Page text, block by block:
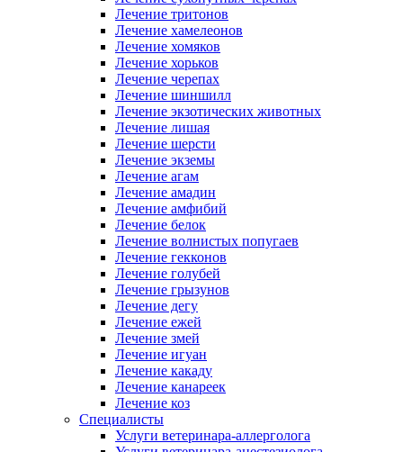
Лечение тритонов
Лечение хамелеонов
Лечение хомяков
Лечение хорьков
Лечение черепах
Лечение шиншилл
Лечение экзотических животных
Лечение лишая
Лечение шерсти
Лечение экземы
Лечение агам
Лечение амадин
Лечение амфибий
Лечение белок
Лечение волнистых попугаев
Лечение гекконов
Лечение голубей
Лечение грызунов
Лечение дегу
Лечение ежей
Лечение змей
Лечение игуан
Лечение какаду
Лечение канареек
Лечение коз
Специалисты
Услуги ветеринара-аллерголога